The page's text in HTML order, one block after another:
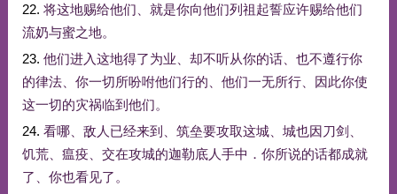
22. 将这地赐给他们 就是你向他们列祖起誓应许赐给他们
流奶与蜜之地。
23. 他们进入这地得了为业 却不听从你的话、 也不遵行你
的律法、 你一切所吩咐他们行的 他们一无所行、 因此你使
这一切的灾祸临到 他们。
24. 看哪、 敌人 已经来到 筑垒要攻取这城、 城也因刀剑
饥荒、 瘟疫 交在攻城的迦勒底人手中 ． 你所说的话都成就
了
你也看见了 。